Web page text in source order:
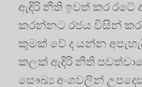
ඇඳිරි නීති ඉවත් කර රටේ
කරන්නට රජය විසින්
කුමක් වේ ද යන්න
කලක් ඇඳිරි නීති
සෞඛ්‍ය අංශවලින්